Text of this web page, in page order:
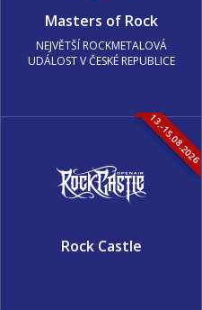
Masters of Rock
NEJVĚTŠÍ ROCKMETALOVÁ
UDÁLOST V ČESKÉ REPUBLICE
13.-15.08.2026
Rock Castle